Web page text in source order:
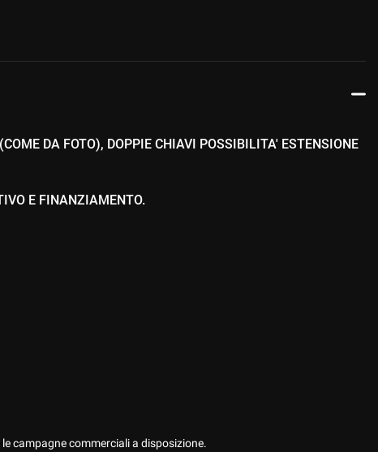
DA FOTO), DOPPIE CHIAVI POSSIBILITA' ESTENSIONE
E FINANZIAMENTO.
campagne commerciali a disposizione.